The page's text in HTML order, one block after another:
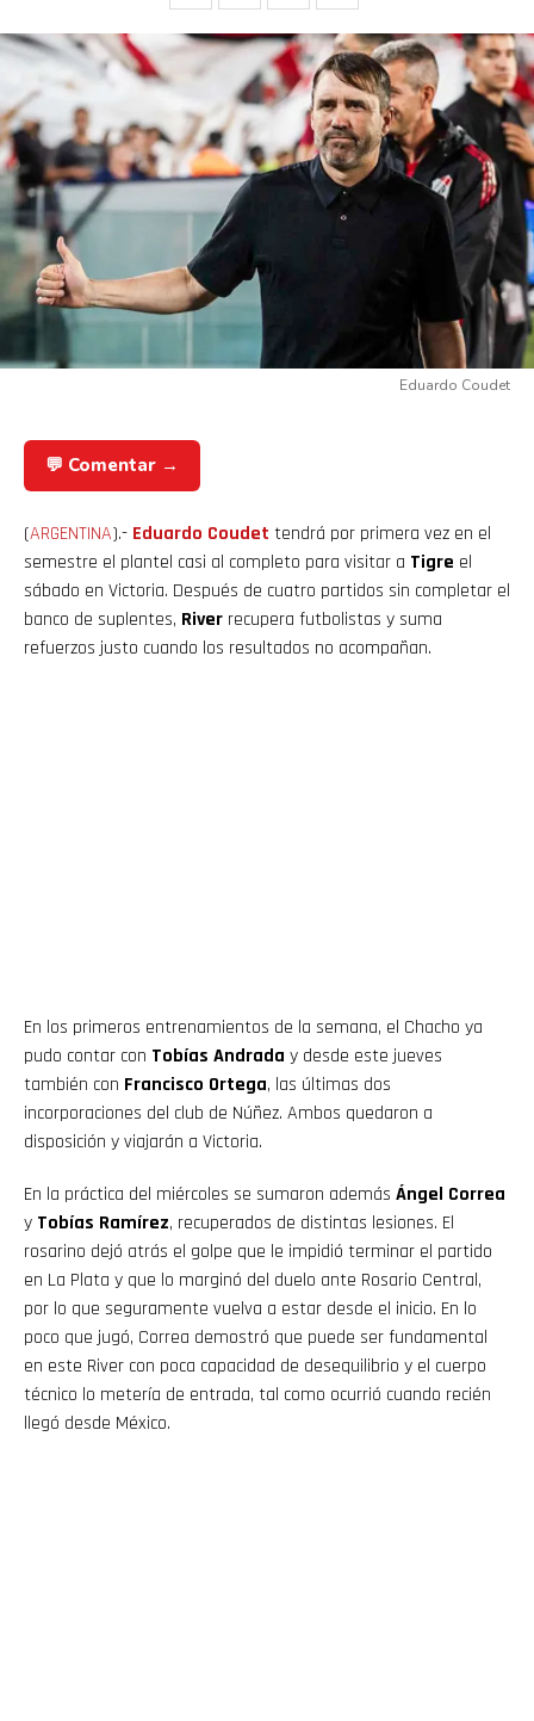
Eduardo Coudet
💬 Comentar →
(ARGENTINA).- Eduardo Coudet tendrá por primera vez en el
semestre el plantel casi al completo para visitar a Tigre el
sábado en Victoria. Después de cuatro partidos sin completar el
banco de suplentes, River recupera futbolistas y suma
refuerzos justo cuando los resultados no acompañan.
En los primeros entrenamientos de la semana, el Chacho ya
pudo contar con Tobías Andrada y desde este jueves
también con Francisco Ortega, las últimas dos
incorporaciones del club de Núñez. Ambos quedaron a
disposición y viajarán a Victoria.
En la práctica del miércoles se sumaron además Ángel Correa
y Tobías Ramírez, recuperados de distintas lesiones. El
rosarino dejó atrás el golpe que le impidió terminar el partido
en La Plata y que lo marginó del duelo ante Rosario Central,
por lo que seguramente vuelva a estar desde el inicio. En lo
poco que jugó, Correa demostró que puede ser fundamental
en este River con poca capacidad de desequilibrio y el cuerpo
técnico lo metería de entrada, tal como ocurrió cuando recién
llegó desde México.